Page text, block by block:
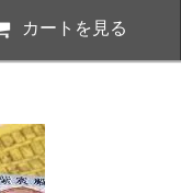
カートを見る